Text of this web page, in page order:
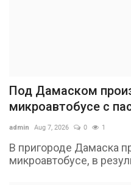
Под Дамаском
микроавтобусе с
admin Aug 7, 2026 0 1
В пригороде Дамаска
микроавтобусе, в